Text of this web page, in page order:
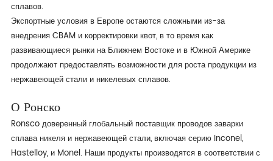
сплавов.
Экспортные условия в Европе остаются сложными из-за
внедрения CBAM и корректировки квот, в то время как
развивающиеся рынки на Ближнем Востоке и в Южной Америке
продолжают предоставлять возможности для роста продукции из
нержавеющей стали и никелевых сплавов.
О Ронско
Ronsco доверенный глобальный поставщик проводов заварки
сплава никеля и нержавеющей стали, включая серию Inconel,
Hastelloy, и Monel. Наши продукты производятся в соответствии с